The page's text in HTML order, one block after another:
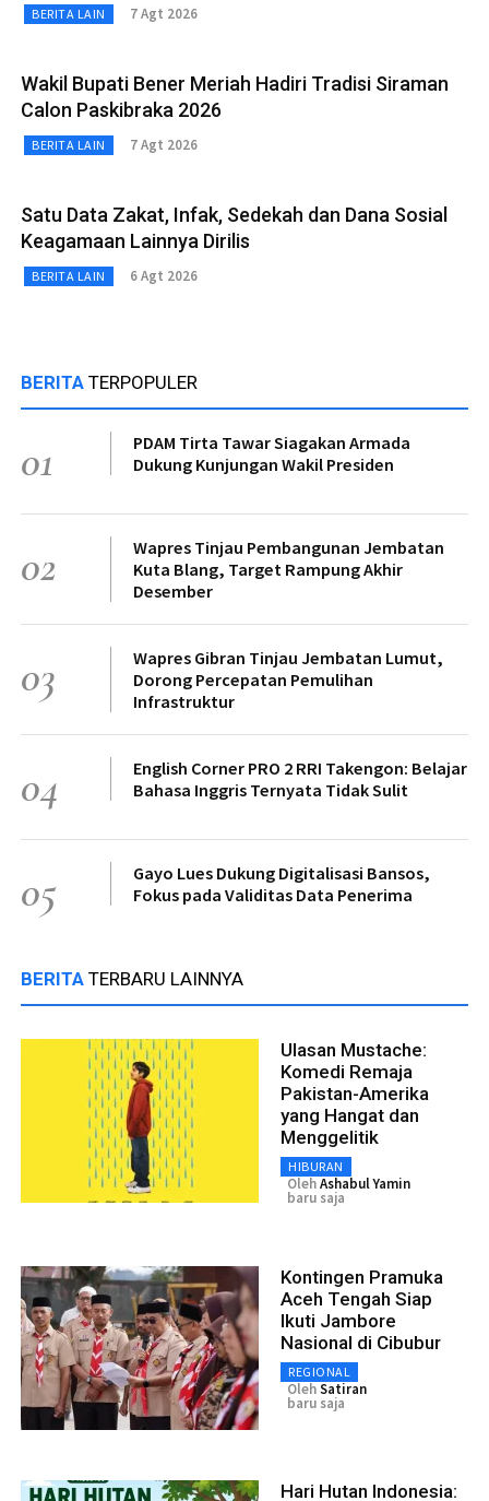
BERITA LAIN 7 Agt 2026
Wakil Bupati Bener Meriah Hadiri Tradisi Siraman
Calon Paskibraka 2026
BERITA LAIN 7 Agt 2026
Satu Data Zakat, Infak, Sedekah dan Dana Sosial
Keagamaan Lainnya Dirilis
BERITA LAIN 6 Agt 2026
BERITA TERPOPULER
01
PDAM Tirta Tawar Siagakan Armada
Dukung Kunjungan Wakil Presiden
02
Wapres Tinjau Pembangunan Jembatan
Kuta Blang, Target Rampung Akhir
Desember
03
Wapres Gibran Tinjau Jembatan Lumut,
Dorong Percepatan Pemulihan
Infrastruktur
04
English Corner PRO 2 RRI Takengon: Belajar
Bahasa Inggris Ternyata Tidak Sulit
05
Gayo Lues Dukung Digitalisasi Bansos,
Fokus pada Validitas Data Penerima
BERITA TERBARU LAINNYA
Ulasan Mustache:
Komedi Remaja
Pakistan-Amerika
yang Hangat dan
Menggelitik
HIBURAN
OlehAshabul Yamin
baru saja
Kontingen Pramuka
Aceh Tengah Siap
Ikuti Jambore
Nasional di Cibubur
REGIONAL
OlehSatiran
baru saja
Hari Hutan Indonesia: